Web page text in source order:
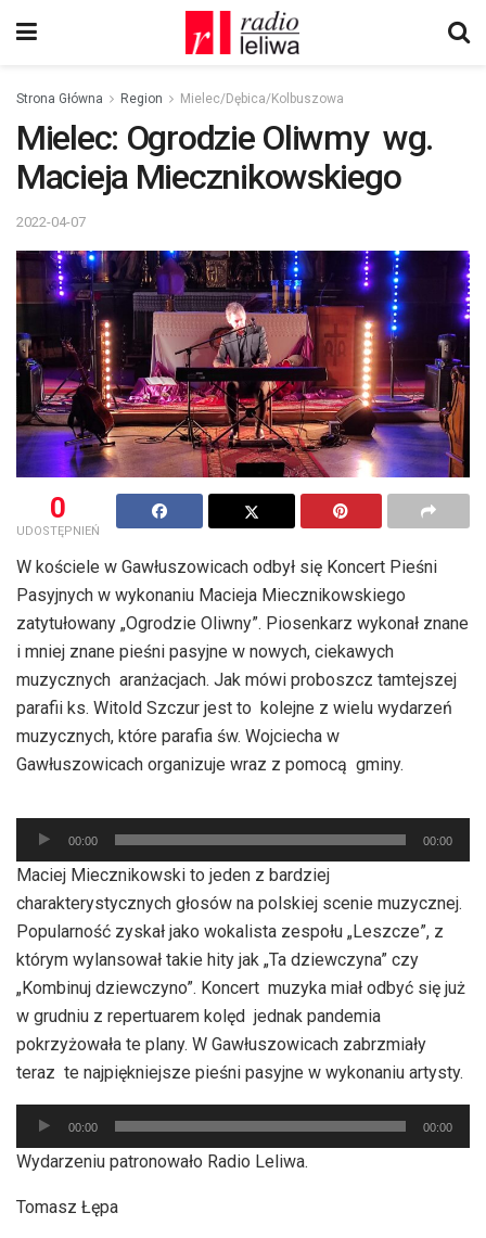
Strona Główna Region Mielec/Dębica/Kolbuszowa
Mielec: Ogrodzie Oliwmy wg.
Macieja Miecznikowskiego
2022-04-07
0
UDOSTĘPNIEŃ
W kościele w Gawłuszowicach odbył się Koncert Pieśni
Pasyjnych w wykonaniu Macieja Miecznikowskiego
zatytułowany „Ogrodzie Oliwny”. Piosenkarz wykonał znane
i mniej znane pieśni pasyjne w nowych, ciekawych
muzycznych aranżacjach. Jak mówi proboszcz tamtejszej
parafii ks. Witold Szczur jest to kolejne z wielu wydarzeń
muzycznych, które parafia św. Wojciecha w
Gawłuszowicach organizuje wraz z pomocą gminy.
plików
dźwiękowych
00:00 00:00
Maciej Miecznikowski to jeden z bardziej
charakterystycznych głosów na polskiej scenie muzycznej.
Popularność zyskał jako wokalista zespołu „Leszcze”, z
którym wylansował takie hity jak „Ta dziewczyna” czy
„Kombinuj dziewczyno”. Koncert muzyka miał odbyć się już
w grudniu z repertuarem kolęd jednak pandemia
pokrzyżowała te plany. W Gawłuszowicach zabrzmiały
teraz te najpiękniejsze pieśni pasyjne w wykonaniu artysty.
Odtwarzacz
plików
dźwiękowych
00:00 00:00
Wydarzeniu patronowało Radio Leliwa.
Tomasz Łępa